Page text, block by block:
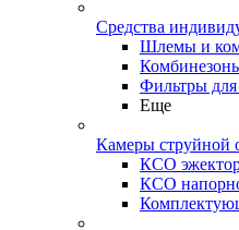
Средства
Шлемы и
Фильтры
Еще
Камеры струйной
КСО
КСО